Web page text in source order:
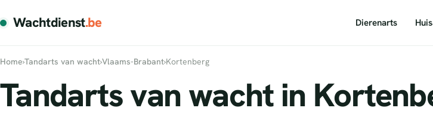
Wachtdienst.be Dierenarts
Home›Tandarts van wacht›Vlaams-Brabant›Kortenberg
Tandarts van wacht in